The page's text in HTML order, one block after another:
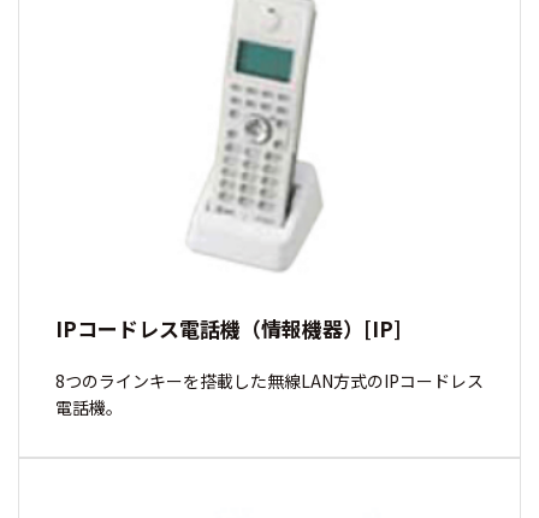
IPコードレス電話機（情報機器）[IP]
8つのラインキーを搭載した無線LAN方式のIPコードレス
電話機。